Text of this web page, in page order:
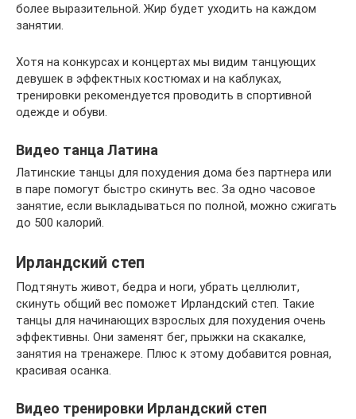
более выразительной. Жир будет уходить на каждом
занятии.
Хотя на конкурсах и концертах мы видим танцующих
девушек в эффектных костюмах и на каблуках,
тренировки рекомендуется проводить в спортивной
одежде и обуви.
Видео танца Латина
Латинские танцы для похудения дома без партнера или
в паре помогут быстро скинуть вес. За одно часовое
занятие, если выкладываться по полной, можно сжигать
до 500 калорий.
Ирландский степ
Подтянуть живот, бедра и ноги, убрать целлюлит,
скинуть общий вес поможет Ирландский степ. Такие
танцы для начинающих взрослых для похудения очень
эффективны. Они заменят бег, прыжки на скакалке,
занятия на тренажере. Плюс к этому добавится ровная,
красивая осанка.
Видео тренировки Ирландский степ